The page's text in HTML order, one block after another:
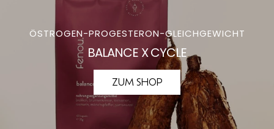
ÖSTROGEN-PROGESTERON-GLEICHGEWICHT
BALANCE X CYCLE
ZUM SHOP